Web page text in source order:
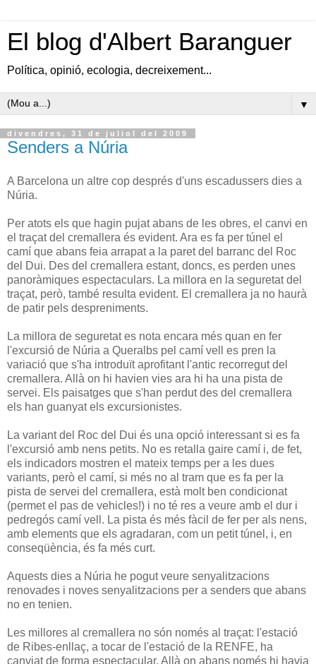
El blog d'Albert Baranguer
Política, opinió, ecologia, decreixement...
▼
divendres, 31 de juliol del 2009
Senders a Núria
A Barcelona un altre cop després d'uns escadussers dies a
Núria.
Per atots els que hagin pujat abans de les obres, el canvi en
el traçat del cremallera és evident. Ara es fa per túnel el
camí que abans feia arrapat a la paret del barranc del Roc
del Dui. Des del cremallera estant, doncs, es perden unes
panoràmiques espectaculars. La millora en la seguretat del
traçat, però, també resulta evident. El cremallera ja no haurà
de patir pels despreniments.
La millora de seguretat es nota encara més quan en fer
l'excursió de Núria a Queralbs pel camí vell es pren la
variació que s'ha introduït aprofitant l'antic recorregut del
cremallera. Allà on hi havien vies ara hi ha una pista de
servei. Els paisatges que s'han perdut des del cremallera
els han guanyat els excursionistes.
La variant del Roc del Dui és una opció interessant si es fa
l'excursió amb nens petits. No es retalla gaire camí i, de fet,
els indicadors mostren el mateix temps per a les dues
variants, però el camí, si més no al tram que es fa per la
pista de servei del cremallera, està molt ben condicionat
(permet el pas de vehicles!) i no té res a veure amb el dur i
pedregós camí vell. La pista és més fàcil de fer per als nens,
amb elements que els agradaran, com un petit túnel, i, en
conseqüència, és fa més curt.
Aquests dies a Núria he pogut veure senyalitzacions
renovades i noves senyalitzacions per a senders que abans
no en tenien.
Les millores al cremallera no són només al traçat: l'estació
de Ribes-enllaç, a tocar de l'estació de la RENFE, ha
canviat de forma espectacular. Allà on abans només hi havia